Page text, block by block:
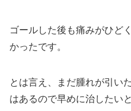
ゴールした後も痛みがひど
かったです。
とは言え、まだ腫れが引い
はあるので早めに治したいと